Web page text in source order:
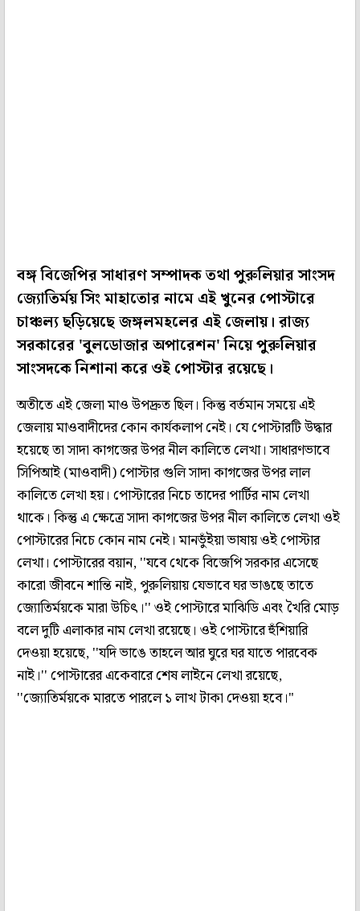
বঙ্গ বিজেপির সাধারণ সম্পাদক তথা পুরুলিয়ার সাংসদ
জ্যোতির্ময় সিং মাহাতোর নামে এই খুনের পোস্টারে
চাঞ্চল্য ছড়িয়েছে জঙ্গলমহলের এই জেলায়। রাজ্য
সরকারের 'বুলডোজার অপারেশন' নিয়ে পুরুলিয়ার
সাংসদকে নিশানা করে ওই পোস্টার রয়েছে।
অতীতে এই জেলা মাও উপদ্রুত ছিল। কিন্তু বর্তমান সময়ে এই
জেলায় মাওবাদীদের কোন কার্যকলাপ নেই। যে পোস্টারটি উদ্ধার
হয়েছে তা সাদা কাগজের উপর নীল কালিতে লেখা। সাধারণভাবে
সিপিআই (মাওবাদী) পোস্টার গুলি সাদা কাগজের উপর লাল
কালিতে লেখা হয়। পোস্টারের নিচে তাদের পার্টির নাম লেখা
থাকে। কিন্তু এ ক্ষেত্রে সাদা কাগজের উপর নীল কালিতে লেখা ওই
পোস্টারের নিচে কোন নাম নেই। মানভুঁইয়া ভাষায় ওই পোস্টার
লেখা। পোস্টারের বয়ান, ''যবে থেকে বিজেপি সরকার এসেছে
কারো জীবনে শান্তি নাই, পুরুলিয়ায় যেভাবে ঘর ভাঙছে তাতে
জ্যোতির্ময়কে মারা উচিৎ।'' ওই পোস্টারে মাঝিডি এবং খৈরি মোড়
বলে দুটি এলাকার নাম লেখা রয়েছে। ওই পোস্টারে হুঁশিয়ারি
দেওয়া হয়েছে, ''যদি ভাঙে তাহলে আর ঘুরে ঘর যাতে পারবেক
নাই।'' পোস্টারের একেবারে শেষ লাইনে লেখা রয়েছে,
''জ্যোতির্ময়কে মারতে পারলে ১ লাখ টাকা দেওয়া হবে।"